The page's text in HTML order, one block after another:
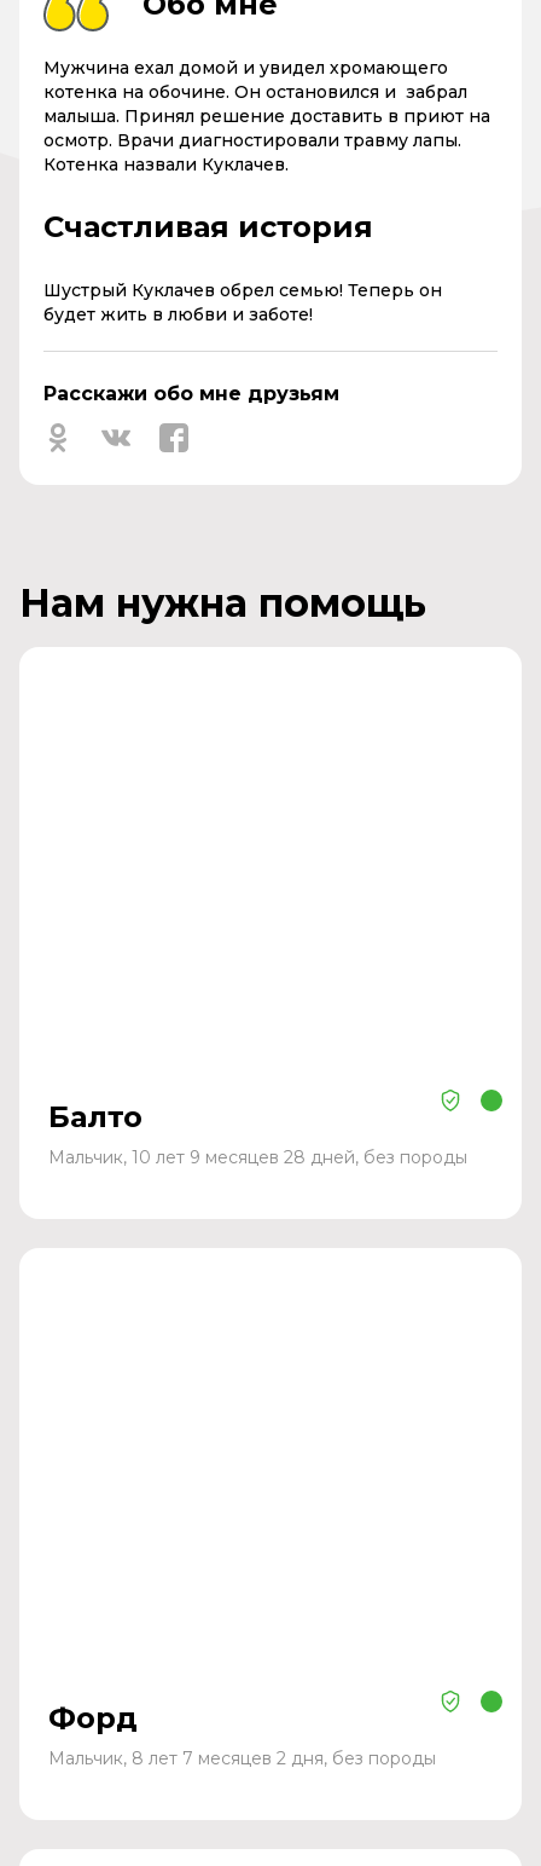
Мужчина ехал домой и увидел хромающего
котенка на обочине. Он остановился и забрал
малыша. Принял решение доставить в приют на
осмотр. Врачи диагностировали травму лапы.
Котенка назвали Куклачев.
Счастливая история
Шустрый Куклачев обрел семью! Теперь он
будет жить в любви и заботе!
Расскажи обо мне друзьям
Нам нужна помощь
Балто
Мальчик, 10 лет 9 месяцев 28 дней, без породы
Форд
Мальчик, 8 лет 7 месяцев 2 дня, без породы